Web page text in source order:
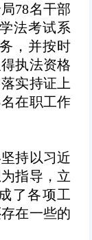
78名干部
法考试系
，并按时
执法资格
实持证上
在职工作
持以习近
指导，立
了各项工
在一些的